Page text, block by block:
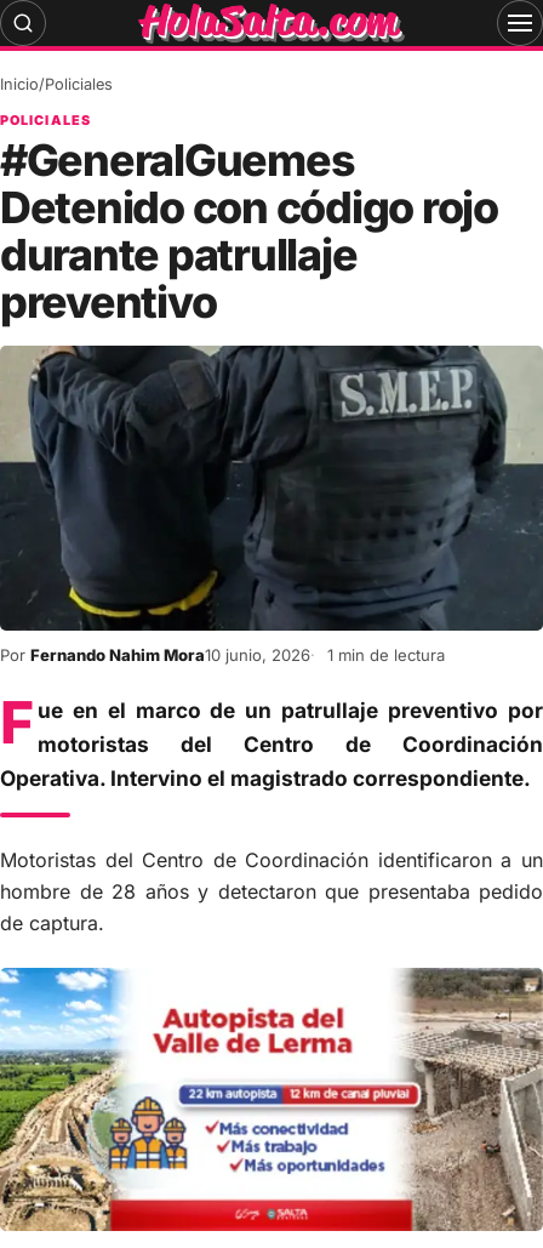
Skip
to
Inicio/Policiales
POLICIALES
#GeneralGuemes
Detenido con código rojo
durante patrullaje
preventivo
Por Fernando Nahim Mora10 junio, 2026 1 min de lectura
F ue en el marco de un patrullaje preventivo por
motoristas del Centro de Coordinación
Operativa. Intervino el magistrado correspondiente.
Motoristas del Centro de Coordinación identificaron a un
hombre de 28 años y detectaron que presentaba pedido
de captura.